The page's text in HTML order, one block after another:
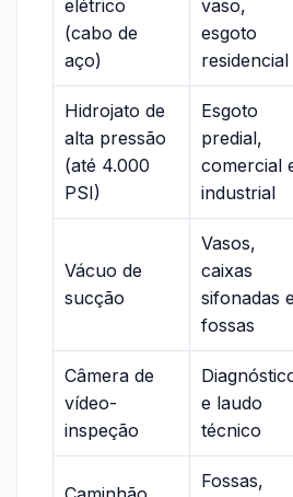
elétrico
(cabo de
aço)
vaso,
esgoto
residencial
Hidrojato de
alta pressão
(até 4.000
PSI)
Esgoto
predial,
comercial
industrial
Vácuo de
sucção
Vasos,
caixas
sifonadas e
fossas
Câmera de
vídeo-
inspeção
e laudo
técnico
Fossas,